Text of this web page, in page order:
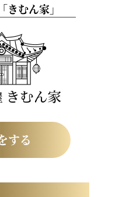
きむん家」
する